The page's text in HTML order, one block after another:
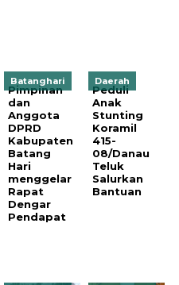
Batanghari
Pimpinan
dan
Anggota
DPRD
Kabupaten
Batang
Hari
menggelar
Rapat
Dengar
Pendapat
Daerah
Peduli
Anak
Stunting
Koramil
415-
08/Danau
Teluk
Salurkan
Bantuan